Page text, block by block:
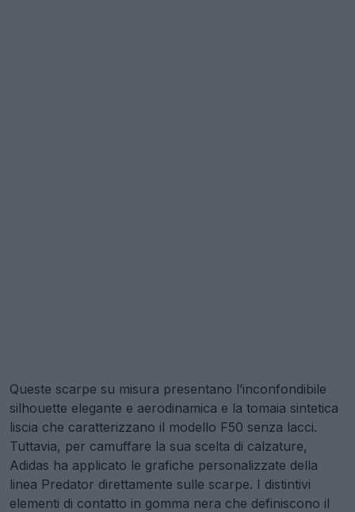
Queste scarpe su misura presentano l’inconfondibile
silhouette elegante e aerodinamica e la tomaia sintetica
liscia che caratterizzano il modello F50 senza lacci.
Tuttavia, per camuffare la sua scelta di calzature,
Adidas ha applicato le grafiche personalizzate della
linea Predator direttamente sulle scarpe. I distintivi
elementi di contatto in gomma nera che definiscono il